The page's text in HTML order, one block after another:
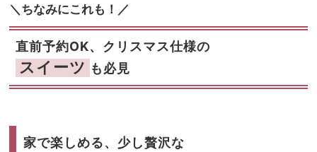
＼ちなみにこれも！／
直前予約OK、クリスマス仕様の
スイーツ も必見
家で楽しめる、 少し贅沢な